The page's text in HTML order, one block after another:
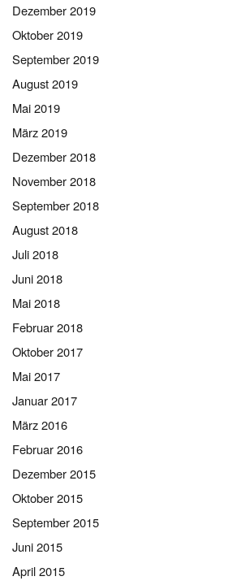
Dezember 2019
Oktober 2019
September 2019
August 2019
Mai 2019
März 2019
Dezember 2018
November 2018
September 2018
August 2018
Juli 2018
Juni 2018
Mai 2018
Februar 2018
Oktober 2017
Mai 2017
Januar 2017
März 2016
Februar 2016
Dezember 2015
Oktober 2015
September 2015
Juni 2015
April 2015